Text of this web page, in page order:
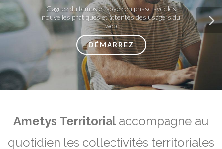
Gagnez du temps et soyez en phase avec les
nouvelles pratiques et attentes des usagers du
web
DÉMARREZ
Ametys Territorial accompagne au
quotidien les collectivités territoriales